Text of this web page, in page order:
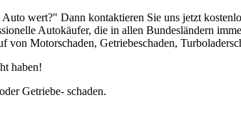
wert?" Dann kontaktieren Sie uns jetzt
Autokäufer, die in allen Bundesländern
Motorschaden, Getriebeschaden,
haben!
Getriebe- schaden.